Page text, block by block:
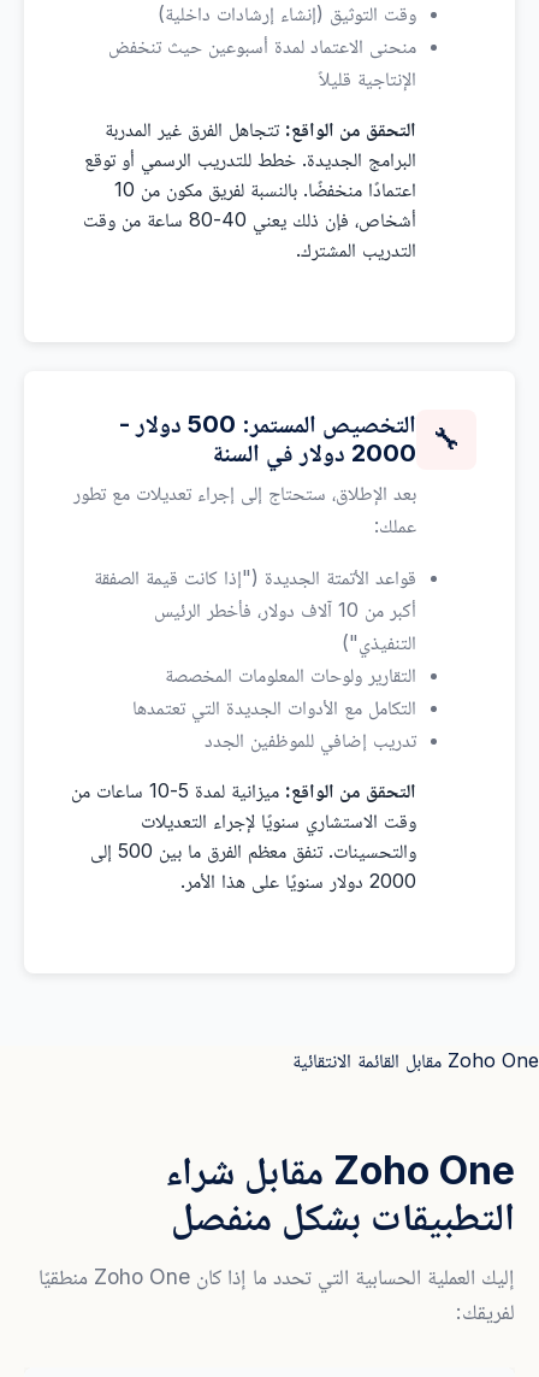
وقت التوثيق (إنشاء إرشادات داخلية)
منحنى الاعتماد لمدة أسبوعين حيث تنخفض
الإنتاجية قليلاً
التحقق من الواقع: تتجاهل الفرق غير المدربة
البرامج الجديدة. خطط للتدريب الرسمي أو توقع
اعتمادًا منخفضًا. بالنسبة لفريق مكون من 10
أشخاص، فإن ذلك يعني 40-80 ساعة من وقت
التدريب المشترك.
🔧
التخصيص المستمر: 500 دولار -
2000 دولار في السنة
بعد الإطلاق، ستحتاج إلى إجراء تعديلات مع تطور
عملك:
قواعد الأتمتة الجديدة ("إذا كانت قيمة الصفقة
أكبر من 10 آلاف دولار، فأخطر الرئيس
التنفيذي")
التقارير ولوحات المعلومات المخصصة
التكامل مع الأدوات الجديدة التي تعتمدها
تدريب إضافي للموظفين الجدد
التحقق من الواقع:
ميزانية لمدة 5-10 ساعات من
وقت الاستشاري سنويًا لإجراء التعديلات
والتحسينات. تنفق معظم الفرق ما بين 500 إلى
2000 دولار سنويًا على هذا الأمر.
Zoho One مقابل القائمة الانتقائية
Zoho One مقابل شراء
التطبيقات بشكل منفصل
إليك العملية الحسابية التي تحدد ما إذا كان Zoho One منطقيًا
لفريقك: